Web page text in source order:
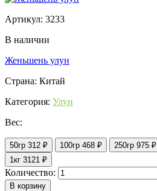
Артикул: 3233
В наличии
Женьшень улун
Страна: Китай
Категория: Улун
Вес:
50гр 312 ₽ 100гр 468 ₽ 250гр 975 ₽
1кг 3121 ₽
Количество:
В корзину